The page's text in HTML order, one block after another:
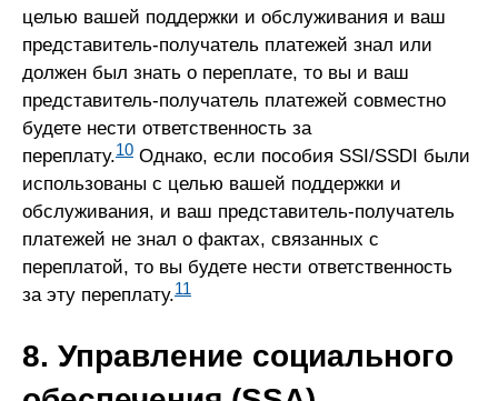
целью вашей поддержки и обслуживания и ваш
представитель-получатель платежей знал или
должен был знать о переплате, то вы и ваш
представитель-получатель платежей совместно
будете нести ответственность за
переплату.10 Однако, если пособия SSI/SSDI были
использованы с целью вашей поддержки и
обслуживания, и ваш представитель-получатель
платежей не знал о фактах, связанных с
переплатой, то вы будете нести ответственность
за эту переплату.11
8. Управление социального